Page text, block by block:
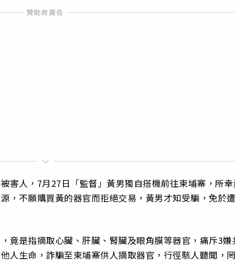
害人，7月27日「監督」黃男獨自搭機前往柬埔寨，所
，不願購買黃的器官而拒絕交易，黃男才知受騙，免於遭
竟是指摘取心臟、肝臟、腎臟及眼角膜等器官，痛斥3嫌
人生命，詐騙至柬埔寨供人摘取器官，行徑駭人聽聞，罔